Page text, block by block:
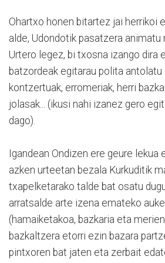
Ohartxo honen bitartez jai herrikoi
alde, Udondotik pasatzera animatu
Urtero legez, bi txosna izango dira
batzordeak egitarau polita
kontzertuak, erromeriak, herri
jolasak... (ikusi nahi izanez gero
dago).
Igandean Ondizen ere geure lekua
azken urteetan bezala Kurkuditik
txapelketarako talde bat osatu
arratsalde arte izena emateko
(hamaiketakoa, bazkaria eta
bazkaltzera etorri ezin bazara
pintxoren bat jaten eta zerbait